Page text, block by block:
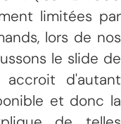
limitées par
lors de nos
le slide de
d'autant
et donc la